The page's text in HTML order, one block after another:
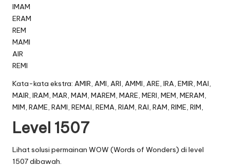
IMAM
ERAM
REM
MAMI
AIR
REMI
Kata-kata ekstra: AMIR, AMI, ARI, AMMI, ARE, IRA, EMIR, MAI,
MAIR, IRAM, MAR, MAM, MAREM, MARE, MERI, MEM, MERAM,
MIM, RAME, RAMI, REMAI, REMA, RIAM, RAI, RAM, RIME, RIM,
Level 1507
Lihat solusi permainan WOW (Words of Wonders) di level
1507 dibawah.